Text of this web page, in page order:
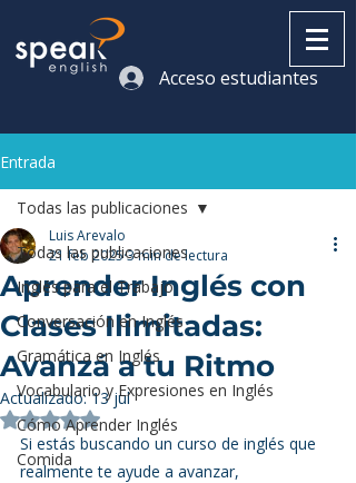
Acceso estudiantes
Entrada
Todas las publicaciones
Inglés para el Trabajo
Conversación en Inglés
Gramática en Inglés
Vocabulario y Expresiones en Inglés
Cómo Aprender Inglés
Comida
Todas las publicaciones
Aprender Inglés con
Clases Ilimitadas:
Avanzá a tu Ritmo
Luis Arevalo
21 feb 20253 min de lectura
Actualizado:13 jul
Obtuvo NaN de 5 estrellas.
Si estás buscando un curso de inglés que
realmente te ayude a avanzar,